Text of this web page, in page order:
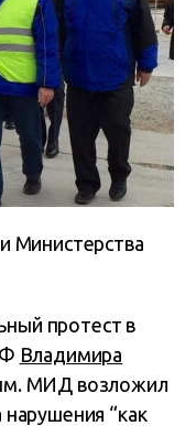
Министерства
протест в
Владимира
МИД возложил
“как